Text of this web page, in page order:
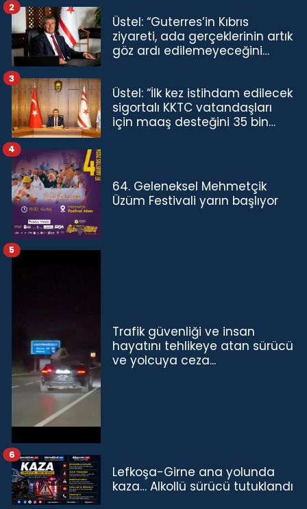
Üstel: “Guterres’in Kıbrıs
ziyareti, ada gerçeklerinin artık
göz ardı edilemeyeceğini
2
Üstel: “İlk kez istihdam edilecek
sigortalı KKTC vatandaşları
için maaş desteğini 35 bin
3
64. Geleneksel Mehmetçik
Üzüm Festivali yarın başlıyor
4
Trafik güvenliği ve insan
hayatını tehlikeye atan sürücü
ve yolcuya ceza...
5
Lefkoşa-Girne ana yolunda
kaza… Alkollü sürücü tutuklandı
6